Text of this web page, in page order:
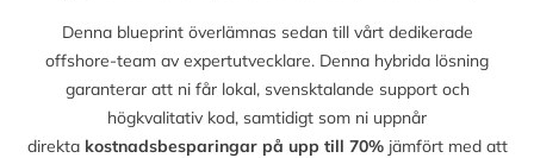
Denna blueprint överlämnas sedan till vårt dedikerade
offshore-team av expertutvecklare. Denna hybrida lösning
garanterar att ni får lokal, svensktalande support och
högkvalitativ kod, samtidigt som ni uppnår
direkta kostnadsbesparingar på upp till 70%jämfört med att